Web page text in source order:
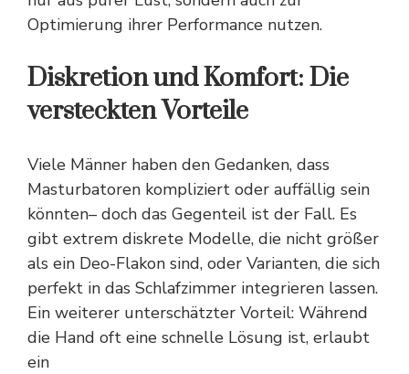
Optimierung ihrer Performance nutzen.
Diskretion und Komfort: Die
versteckten Vorteile
Viele Männer haben den Gedanken, dass
Masturbatoren kompliziert oder auffällig sein
könnten– doch das Gegenteil ist der Fall. Es
gibt extrem diskrete Modelle, die nicht größer
als ein Deo-Flakon sind, oder Varianten, die sich
perfekt in das Schlafzimmer integrieren lassen.
Ein weiterer unterschätzter Vorteil: Während
die Hand oft eine schnelle Lösung ist, erlaubt
ein